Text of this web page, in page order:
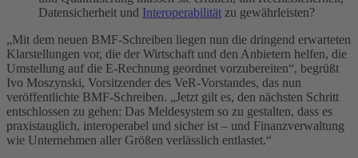
Datensicherheit und Interoperabilität zu gewährleisten?
„Mit dem neuen BMF-Schreiben liegen nun die dringend erwarteten
Klarstellungen vor, die der Wirtschaft und den Anbietern helfen, die
Umstellung auf die E-Rechnung geordnet vorzubereiten“, begrüßt
Ivo Moszynski, Vorsitzender des VeR-Vorstandes, das nun
veröffentlichte BMF-Schreiben. „Jetzt gilt es, den nächsten Schritt
entschlossen zu gehen: Das Meldesystem so zu gestalten, dass es
praxistauglich, interoperabel und sicher ist – und Finanzverwaltung
wie Unternehmen aller Größen verlässlich entlastet.“